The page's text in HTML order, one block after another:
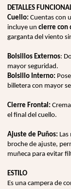
DETALLES
Cuello: Cuentas con
incluye un cierre con
garganta del viento
Bolsillos Externos:
mayor seguridad.
Bolsillo Interno:
billetera con mayor
Cierre Frontal:
el final del cuello.
Ajuste de Puños:
broche de ajuste,
muñeca para evitar
ESTILO
Es una campera de